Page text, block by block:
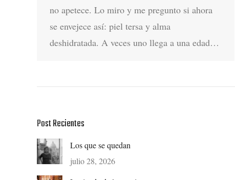
no apetece. Lo miro y me pregunto si ahora
se envejece así: piel tersa y alma
deshidratada. A veces uno llega a una edad…
Post Recientes
Los que se quedan
julio 28, 2026